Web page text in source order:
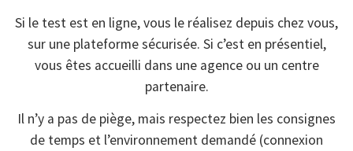
Si le test est en ligne, vous le réalisez depuis chez vous,
sur une plateforme sécurisée. Si c’est en présentiel,
vous êtes accueilli dans une agence ou un centre
partenaire.
Il n’y a pas de piège, mais respectez bien les consignes
de temps et l’environnement demandé (connexion